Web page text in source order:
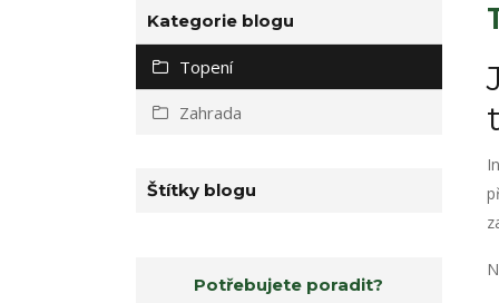
Kategorie blogu
Topení
Zahrada
Štítky blogu
Potřebujete poradit?